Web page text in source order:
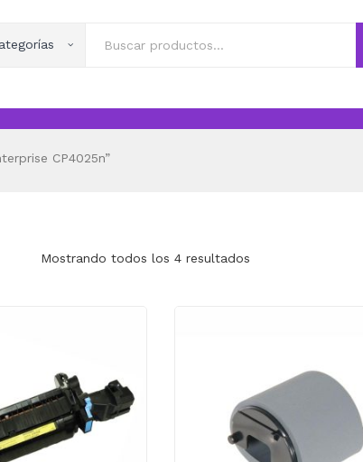
CP4025n”
Mostrando todos los 4 resultados